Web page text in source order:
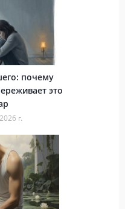
почему
это
г.